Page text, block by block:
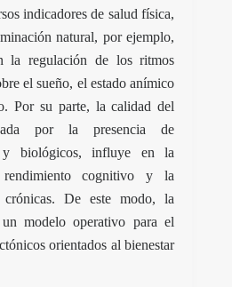
indicadores de salud física,
natural, por ejemplo,
la regulación de los ritmos
el sueño, el estado anímico
Por su parte, la calidad del
por la presencia de
y biológicos, influye en la
cognitivo y la
crónicas. De este modo, la
modelo operativo para el
orientados al bienestar